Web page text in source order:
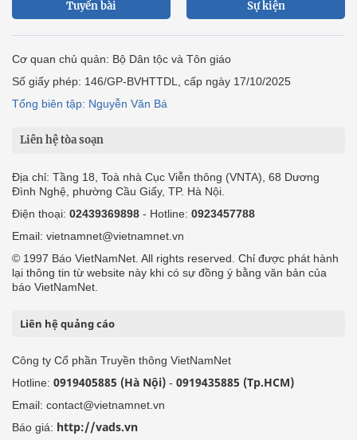
Tuyến bài Sự kiện
Cơ quan chủ quản: Bộ Dân tộc và Tôn giáo
Số giấy phép: 146/GP-BVHTTDL, cấp ngày 17/10/2025
Tổng biên tập: Nguyễn Văn Bá
Liên hệ tòa soạn
Địa chỉ: Tầng 18, Toà nhà Cục Viễn thông (VNTA), 68 Dương
Đình Nghệ, phường Cầu Giấy, TP. Hà Nội.
Điện thoại: 02439369898 - Hotline: 0923457788
Email: vietnamnet@vietnamnet.vn
© 1997 Báo VietNamNet. All rights reserved. Chỉ được phát hành
lại thông tin từ website này khi có sự đồng ý bằng văn bản của
báo VietNamNet.
Liên hệ quảng cáo
Công ty Cổ phần Truyền thông VietNamNet
Hotline: 0919405885 (Hà Nội) - 0919435885 (Tp.HCM)
Email: contact@vietnamnet.vn
Báo giá: http://vads.vn